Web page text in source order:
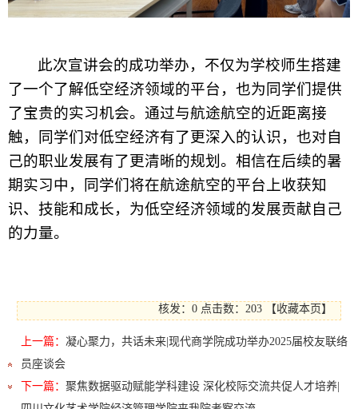
此次宣讲会的成功举办，不仅为学校师生搭建
了一个了解低空经济领域的平台，也为同学们提供
了宝贵的实习机会。通过与航途航空的近距离接
触，同学们对低空经济有了更深入的认识，也对自
己的职业发展有了更清晰的规划。相信在后续的暑
期实习中，同学们将在航途航空的平台上收获知
识、技能和成长，为低空经济领域的发展贡献自己
的力量。
核发：0 点击数： 203 【收藏本页】
上一篇： 凝心聚力，共话未来|现代商学院成功举办2025届校友联络
员座谈会​
下一篇： 聚焦数据驱动赋能学科建设 深化校际交流共促人才培养|